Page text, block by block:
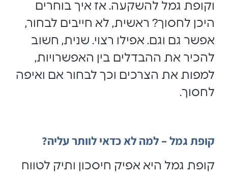
וקופת גמל להשקעה. אז איך בוחרים
היכן לחסוך? ראשית, לא חייבים לבחור,
אפשר גם וגם. אפילו רצוי. שנית, חשוב
להכיר את ההבדלים בין האפשרויות,
למפות את הצרכים וכך לבחור אם ואיפה
לחסוך.
קופת גמל – למה לא כדאי לוותר עליה?
קופת גמל היא אפיק חיסכון ותיק לטווח